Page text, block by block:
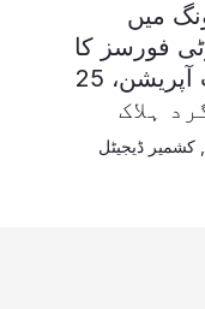
میں
فورسز کا
کامیاب آپریشن، 25
ہلاک
,کشمیر ڈیجیٹل